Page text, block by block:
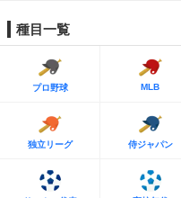
種目一覧
プロ野球 MLB
独立リーグ 侍ジャパン